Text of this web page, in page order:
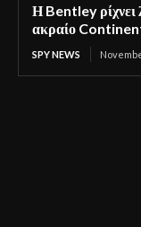
Η Bentley ρίχνει
ακραίο
SPY NEWS